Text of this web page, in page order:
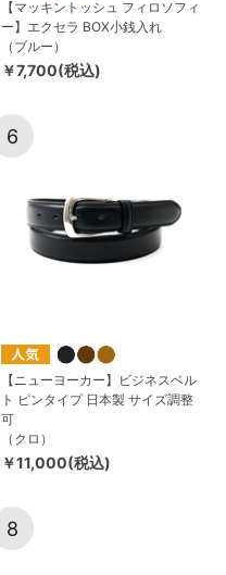
【マッキントッシュ フィロソフィ
ー】エクセラ BOX小銭入れ
（ブルー）
￥7,700(税込)
6
【ニューヨーカー】ビジネスベル
ト ピンタイプ 日本製 サイズ調整
可
（クロ）
￥11,000(税込)
8